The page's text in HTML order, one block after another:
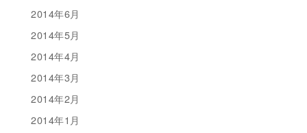
2014年6月
2014年5月
2014年4月
2014年3月
2014年2月
2014年1月